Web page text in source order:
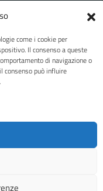
come i cookie per
Il consenso a queste
di navigazione o
consenso può influire